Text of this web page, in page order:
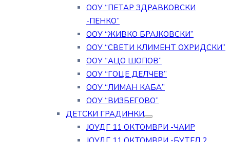
ООУ “ПЕТАР ЗДРАВКОВСКИ
-ПЕНКО”
ООУ “ЖИВКО БРАЈКОВСКИ”
ООУ “СВЕТИ КЛИМЕНТ ОХРИДСКИ”
ООУ “АЦО ШОПОВ”
ООУ “ГОЦЕ ДЕЛЧЕВ”
ООУ “ЛИМАН КАБА”
ООУ “ВИЗБЕГОВО”
ДЕТСКИ ГРАДИНКИ
ЈОУДГ 11 ОКТОМВРИ -ЧАИР